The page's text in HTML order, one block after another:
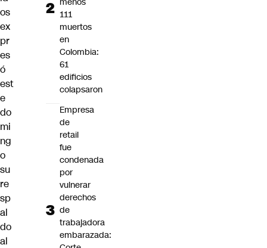
os
ex
pr
es
ó
est
e
do
mi
ng
o
su
re
sp
al
do
al
111
muertos
en
Colombia:
61
edificios
colapsaron
Empresa
de
retail
fue
condenada
por
vulnerar
derechos
de
trabajadora
embarazada: